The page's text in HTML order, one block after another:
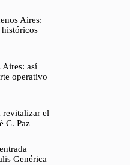
Aires:
Aires: así
operativo
revitalizar el
C. Paz
Genérica